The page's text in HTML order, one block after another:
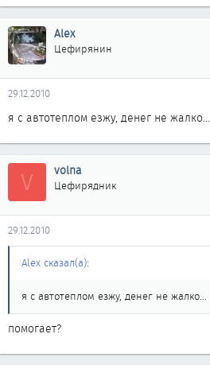
Alex
Цефирянин
29.12.2010
я с автотеплом езжу, денег не жалко...
V volna
Цефирядник
29.12.2010
Alex сказал(а):
я с автотеплом езжу, денег не жалко...
помогает?